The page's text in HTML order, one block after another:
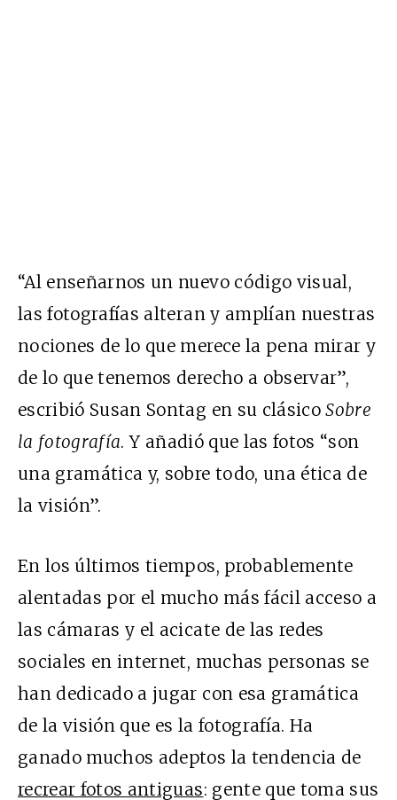
“Al enseñarnos un nuevo código visual,
las fotografías alteran y amplían nuestras
nociones de lo que merece la pena mirar y
de lo que tenemos derecho a observar”,
escribió Susan Sontag en su clásicoSobre
la fotografía. Y añadió que las fotos “son
una gramática y, sobre todo, una ética de
la visión”.
En los últimos tiempos, probablemente
alentadas por el mucho más fácil acceso a
las cámaras y el acicate de las redes
sociales en internet, muchas personas se
han dedicado a jugar con esa gramática
de la visión que es la fotografía. Ha
ganado muchos adeptos la tendencia de
recrear fotos antiguas: gente que toma sus